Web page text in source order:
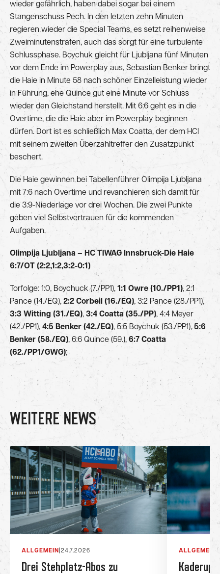
wieder gefährlich, haben dabei sogar bei einem
Stangenschuss Pech. In den letzten zehn Minuten
regieren wieder die Special Teams, es setzt reihenweise
Zweiminutenstrafen, auch das sorgt für eine turbulente
Schlussphase. Boychuk gleicht für Ljubljana fünf Minuten
vor dem Ende im Powerplay aus, Sebastian Benker bringt
die Haie in Minute 58 nach schöner Einzelleistung wieder
in Führung, ehe Quince gut eine Minute vor Schluss
wieder den Gleichstand herstellt. Mit 6:6 geht es in die
Overtime, die die Haie aber im Powerplay beginnen
dürfen. Dort ist es schließlich Max Coatta, der dem HCI
mit seinem zweiten Überzahltreffer den Zusatzpunkt
beschert.
Die Haie gewinnen bei Tabellenführer Olimpija Ljubljana
mit 7:6 nach Overtime und revanchieren sich damit für
die 3:9-Niederlage vor drei Wochen. Die zwei Punkte
geben viel Selbstvertrauen für die kommenden
Aufgaben.
Olimpija Ljubljana – HC TIWAG Innsbruck-Die Haie
6:7/OT (2:2,1:2,3:2-0:1)
Torfolge: 1:0, Boychuck (7./PP1), 1:1 Owre (10./PP1), 2:1
Pance (14./EQ), 2:2 Corbeil (16./EQ), 3:2 Pance (28./PP1),
3:3 Witting (31./EQ), 3:4 Coatta (35./PP), 4:4 Meyer
(42./PP1), 4:5 Benker (42./EQ), 5:5 Boychuk (53./PP1),5:6
Benker (58./EQ), 6:6 Quince (59.), 6:7 Coatta
(62./PP1/GWG);
WEITERE NEWS
ALLGEMEIN 24.7.2026
Drei Stehplatz-Abos zu
ALLGEMEIN |